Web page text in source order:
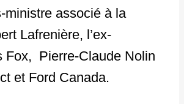
ministre associé à la
Lafrenière, l’ex-
Fox, Pierre-Claude Nolin
et Ford Canada.